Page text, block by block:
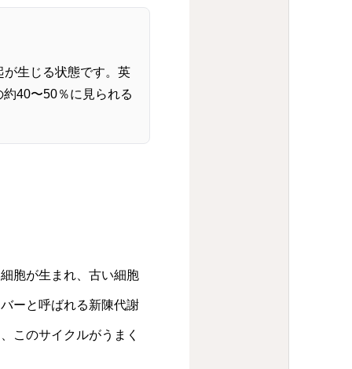
生じる状態です。英
40〜50％に見られる
胞が生まれ、古い細胞
ーと呼ばれる新陳代謝
このサイクルがうまく